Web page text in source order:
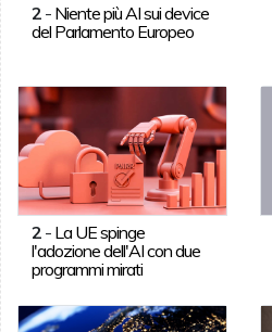
2- Niente più AI sui device
del Parlamento Europeo
2- La UE spinge
l'adozione dell'AI con due
programmi mirati